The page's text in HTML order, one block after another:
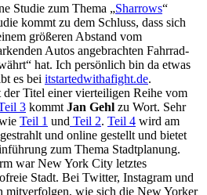
Studie zum Thema „Sharrows“
kommt zu dem Schluss, dass sich
größeren Abstand vom
Autos angebrachten Fahrrad-
hat. Ich persönlich bin da etwas
es bei itstartedwithafight.de.
der Titel einer vierteiligen Reihe vom
3 kommt Jan Gehl zu Wort. Sehr
Teil 1 und Teil 2. Teil 4 wird am
und online gestellt und bietet
zum Thema Stadtplanung.
war New York City letztes
Stadt. Bei Twitter, Instagram und
mitverfolgen, wie sich die New Yorker